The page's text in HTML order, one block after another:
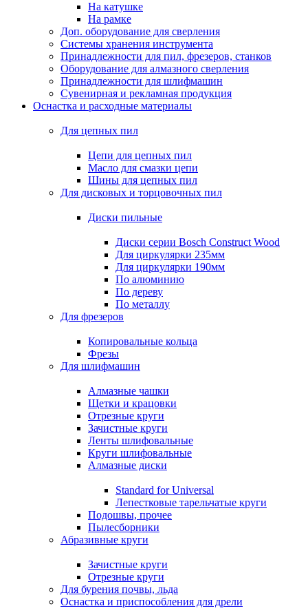
На катушке
На рамке
Доп. оборудование для сверления
Системы хранения инструмента
Принадлежности для пил, фрезеров, станков
Оборудование для алмазного сверления
Принадлежности для шлифмашин
Сувенирная и рекламная продукция
Оснастка и расходные материалы
Для цепных пил
Цепи для цепных пил
Масло для смазки цепи
Шины для цепных пил
Для дисковых и торцовочных пил
Диски пильные
Диски серии Bosch Construct Wood
Для циркулярки 235мм
Для циркулярки 190мм
По алюминию
По дереву
По металлу
Для фрезеров
Копировальные кольца
Фрезы
Для шлифмашин
Алмазные чашки
Щетки и крацовки
Отрезные круги
Зачистные круги
Ленты шлифовальные
Круги шлифовальные
Алмазные диски
Standard for Universal
Лепестковые тарельчатые круги
Подошвы, прочее
Пылесборники
Абразивные круги
Зачистные круги
Отрезные круги
Для бурения почвы, льда
Оснастка и приспособления для дрели